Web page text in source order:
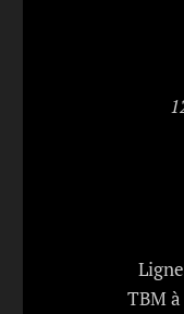
TBM